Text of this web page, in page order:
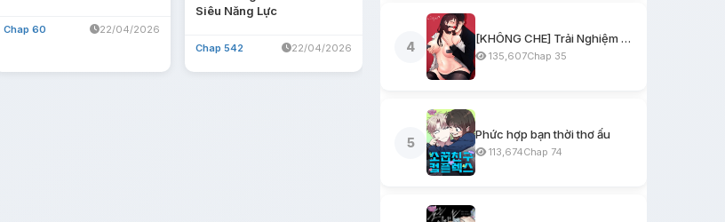
Chap 60 22/04/2026
Siêu Năng Lực
Chap 542 22/04/2026 4
[KHÔNG CHE] Trải Nghiệm Một Ngày Workshop BDSM
135,607Chap 35
5
Phức hợp bạn thời thơ ấu
113,674Chap 74